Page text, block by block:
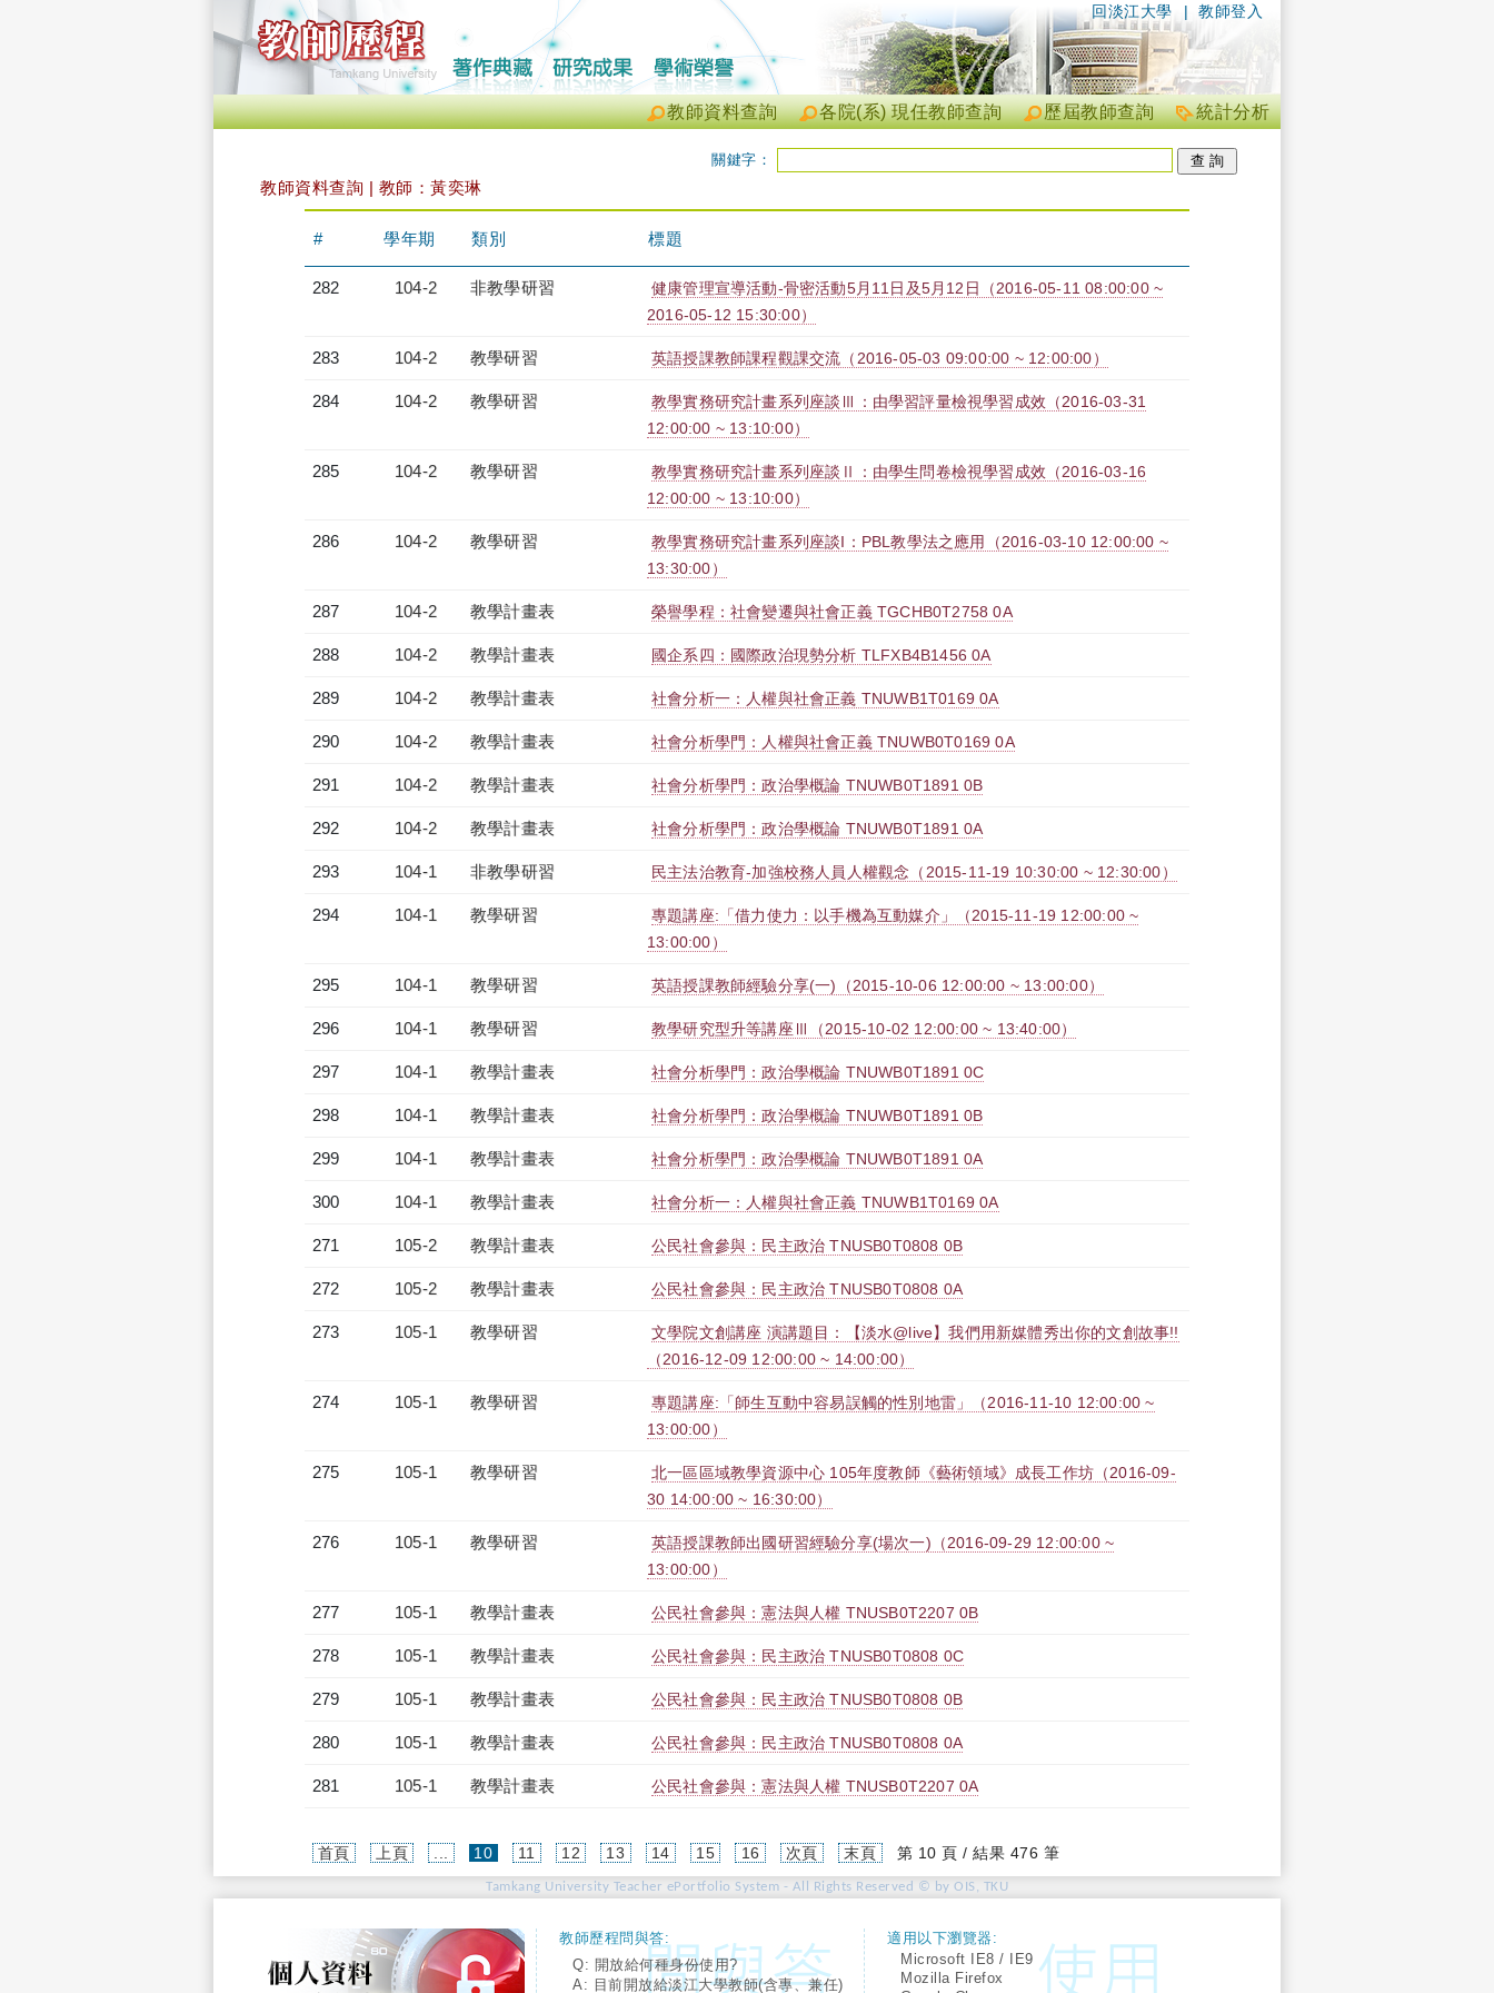
| 教師登入
回淡江大學
統計分析
歷屆教師查詢
各院(系) 現任教師查詢
教師資料查詢
關鍵字：
教師資料查詢 | 教師：黃奕琳
# 學年期 類別 標題
282 104-2 非教學研習
健康管理宣導活動-骨密活動5月11日及5月12日（2016-05-11 08:00:00 ~
2016-05-12 15:30:00）
283 104-2 教學研習 英語授課教師課程觀課交流（2016-05-03 09:00:00 ~ 12:00:00）
284 104-2 教學研習
教學實務研究計畫系列座談Ⅲ：由學習評量檢視學習成效（2016-03-31
12:00:00 ~ 13:10:00）
285 104-2 教學研習
教學實務研究計畫系列座談Ⅱ：由學生問卷檢視學習成效（2016-03-16
12:00:00 ~ 13:10:00）
286 104-2 教學研習
教學實務研究計畫系列座談Ι：PBL教學法之應用（2016-03-10 12:00:00 ~
13:30:00）
287 104-2 教學計畫表 榮譽學程：社會變遷與社會正義 TGCHB0T2758 0A
288 104-2 教學計畫表 國企系四：國際政治現勢分析 TLFXB4B1456 0A
289 104-2 教學計畫表 社會分析一：人權與社會正義 TNUWB1T0169 0A
290 104-2 教學計畫表 社會分析學門：人權與社會正義 TNUWB0T0169 0A
291 104-2 教學計畫表 社會分析學門：政治學概論 TNUWB0T1891 0B
292 104-2 教學計畫表 社會分析學門：政治學概論 TNUWB0T1891 0A
293 104-1 非教學研習 民主法治教育-加強校務人員人權觀念（2015-11-19 10:30:00 ~ 12:30:00）
294 104-1 教學研習
專題講座:「借力使力：以手機為互動媒介」（2015-11-19 12:00:00 ~
13:00:00）
295 104-1 教學研習 英語授課教師經驗分享(一)（2015-10-06 12:00:00 ~ 13:00:00）
296 104-1 教學研習 教學研究型升等講座Ⅲ（2015-10-02 12:00:00 ~ 13:40:00）
297 104-1 教學計畫表 社會分析學門：政治學概論 TNUWB0T1891 0C
298 104-1 教學計畫表 社會分析學門：政治學概論 TNUWB0T1891 0B
299 104-1 教學計畫表 社會分析學門：政治學概論 TNUWB0T1891 0A
300 104-1 教學計畫表 社會分析一：人權與社會正義 TNUWB1T0169 0A
271 105-2 教學計畫表 公民社會參與：民主政治 TNUSB0T0808 0B
272 105-2 教學計畫表 公民社會參與：民主政治 TNUSB0T0808 0A
273 105-1 教學研習
文學院文創講座 演講題目：【淡水@live】我們用新媒體秀出你的文創故事!!
（2016-12-09 12:00:00 ~ 14:00:00）
274 105-1 教學研習
專題講座:「師生互動中容易誤觸的性別地雷」（2016-11-10 12:00:00 ~
13:00:00）
275 105-1 教學研習
北一區區域教學資源中心 105年度教師《藝術領域》成長工作坊（2016-09-
30 14:00:00 ~ 16:30:00）
276 105-1 教學研習
英語授課教師出國研習經驗分享(場次一)（2016-09-29 12:00:00 ~
13:00:00）
277 105-1 教學計畫表 公民社會參與：憲法與人權 TNUSB0T2207 0B
278 105-1 教學計畫表 公民社會參與：民主政治 TNUSB0T0808 0C
279 105-1 教學計畫表 公民社會參與：民主政治 TNUSB0T0808 0B
280 105-1 教學計畫表 公民社會參與：民主政治 TNUSB0T0808 0A
281 105-1 教學計畫表 公民社會參與：憲法與人權 TNUSB0T2207 0A
首頁 上頁 10(current)
11 12 13 14 15 16 次頁 末頁 第 10 頁 / 結果 476 筆
Tamkang University Teacher ePortfolio System - All Rights Reserved © by OIS, TKU
教師歷程問與答:
Q: 開放給何種身份使用?
A: 目前開放給淡江大學教師(含專、兼任)
適用以下瀏覽器:
Microsoft IE8 / IE9
Mozilla Firefox